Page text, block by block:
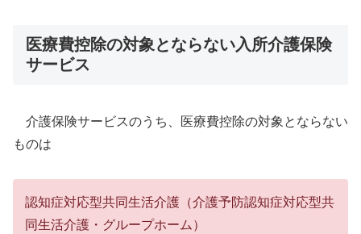
医療費控除の対象とならない入所介護保険
サービス
介護保険サービスのうち、医療費控除の対象とならない
ものは
認知症対応型共同生活介護（介護予防認知症対応型共
同生活介護・グループホーム）